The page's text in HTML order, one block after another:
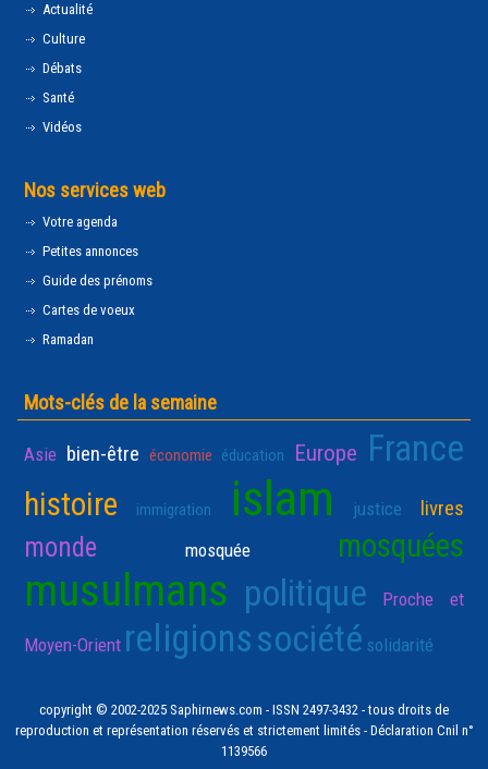
Actualité
Culture
Débats
Santé
Vidéos
Nos services web
Votre agenda
Petites annonces
Guide des prénoms
Cartes de voeux
Ramadan
Mots-clés de la semaine
Asie bien-être économie éducation Europe France
histoire immigration islam justice livres
monde mosquée mosquées
musulmans politique Proche et
Moyen-Orient religionssociété solidarité
copyright © 2002-2025 Saphirnews.com - ISSN 2497-3432 - tous droits de
reproduction et représentation réservés et strictement limités - Déclaration Cnil n°
1139566